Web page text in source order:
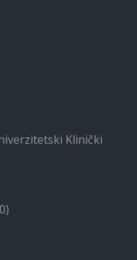
Klinički